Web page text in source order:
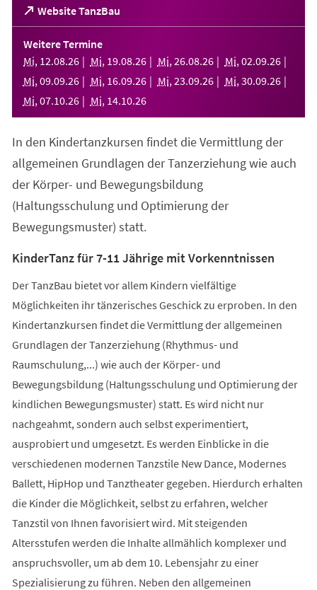
Website TanzBau
(Öffnet
in
einem
neuen
Tab)
Weitere Termine
Mi, 12.08.26 Mi, 19.08.26 Mi, 26.08.26 Mi, 02.09.26
Mi, 09.09.26 Mi, 16.09.26 Mi, 23.09.26 Mi, 30.09.26
Mi, 07.10.26 Mi, 14.10.26
In den Kindertanzkursen findet die Vermittlung der
allgemeinen Grundlagen der Tanzerziehung wie auch
der Körper- und Bewegungsbildung
(Haltungsschulung und Optimierung der
Bewegungsmuster) statt.
KinderTanz für 7-11 Jährige mit Vorkenntnissen
Der TanzBau bietet vor allem Kindern vielfältige
Möglichkeiten ihr tänzerisches Geschick zu erproben. In den
Kindertanzkursen findet die Vermittlung der allgemeinen
Grundlagen der Tanzerziehung (Rhythmus- und
Raumschulung,...) wie auch der Körper- und
Bewegungsbildung (Haltungsschulung und Optimierung der
kindlichen Bewegungsmuster) statt. Es wird nicht nur
nachgeahmt, sondern auch selbst experimentiert,
ausprobiert und umgesetzt. Es werden Einblicke in die
verschiedenen modernen Tanzstile New Dance, Modernes
Ballett, HipHop und Tanztheater gegeben. Hierdurch erhalten
die Kinder die Möglichkeit, selbst zu erfahren, welcher
Tanzstil von Ihnen favorisiert wird. Mit steigenden
Altersstufen werden die Inhalte allmählich komplexer und
anspruchsvoller, um ab dem 10. Lebensjahr zu einer
Spezialisierung zu führen. Neben den allgemeinen